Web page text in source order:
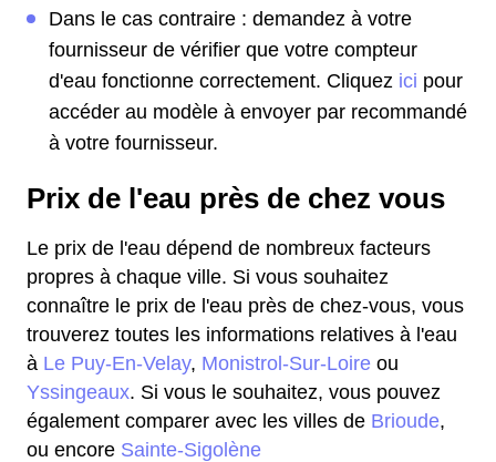
Dans le cas contraire : demandez à votre
fournisseur de vérifier que votre compteur
d'eau fonctionne correctement. Cliquez ici pour
accéder au modèle à envoyer par recommandé
à votre fournisseur.
Prix de l'eau près de chez vous
Le prix de l'eau dépend de nombreux facteurs
propres à chaque ville. Si vous souhaitez
connaître le prix de l'eau près de chez-vous, vous
trouverez toutes les informations relatives à l'eau
à Le Puy-En-Velay, Monistrol-Sur-Loire ou
Yssingeaux. Si vous le souhaitez, vous pouvez
également comparer avec les villes de Brioude,
ou encore Sainte-Sigolène